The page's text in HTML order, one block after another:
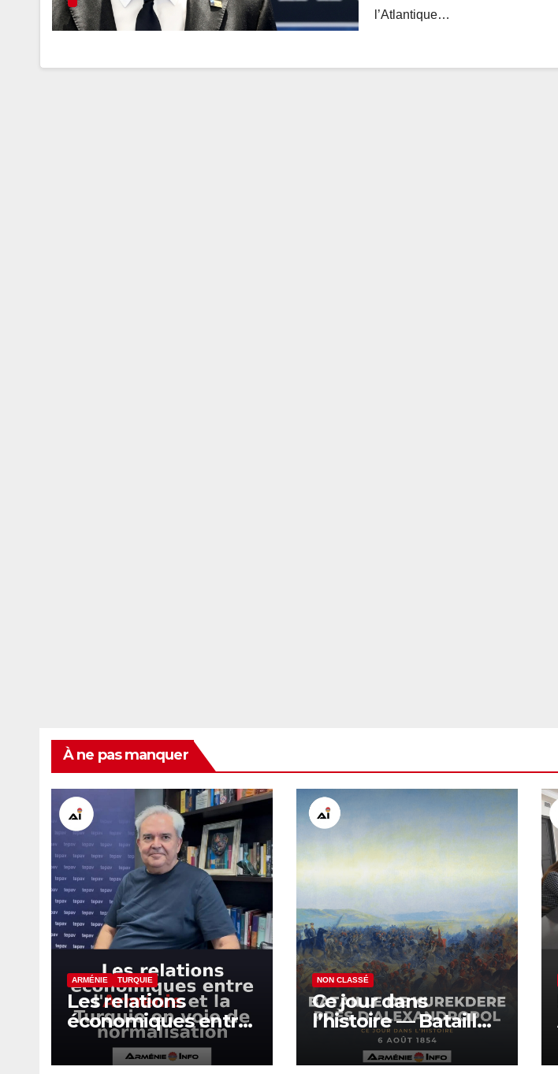
l’Atlantique…
À ne pas manquer
ARMÉNIE TURQUIE
Les relations
économiques entre
l’Arménie et la
Turquie en voie de
NON CLASSÉ
Ce jour dans
l’histoire — Bataille
de Kurekdere près
d’Alexandropol